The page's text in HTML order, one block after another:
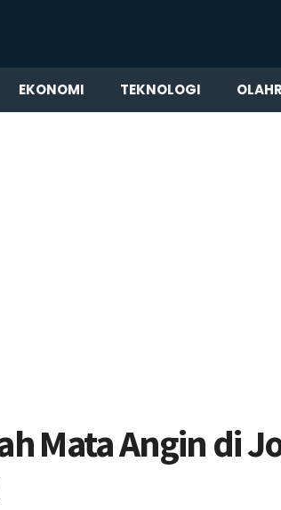
EKONOMI TEKNOLOGI
Mata Angin di